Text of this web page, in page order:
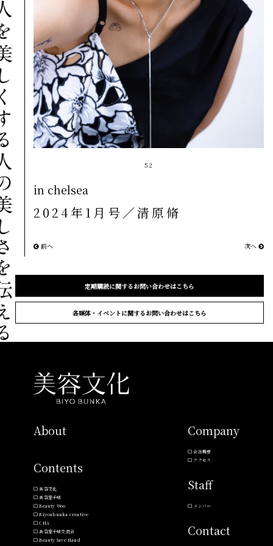
52
in chelsea
2024年1月号／清原脩
前へ 次へ
定期購読に関するお問い合わせはこちら
各媒体・イベントに関するお問い合わせはこちら
About
Contents
美容文化
美容室手帖
Beauty Woo
Biyoubunka creative
CHA
美容室手帖交流会
Beauty Save Hand
Company
会社概要
アクセス
Staff
メンバー
Contact